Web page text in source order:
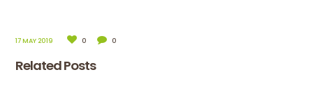
17 MAY 2019 0 0
Related Posts